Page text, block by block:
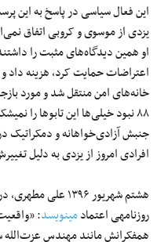
او همین دیدگاه‌های مثبت را
اعتراضات حمایت کرد، هزینه داد و
خانه‌های امن منتقل شد و مورد
جنبش آزادی‌خواهانه و دمکراتیک
افرادی امروز از یزدی به دلیل
هشتم شهریور ۱۳۹۶
روزنامه‎ی اعتماد
می‎نویسد
:
همفکرانش مانند مهندس عزت‌الله